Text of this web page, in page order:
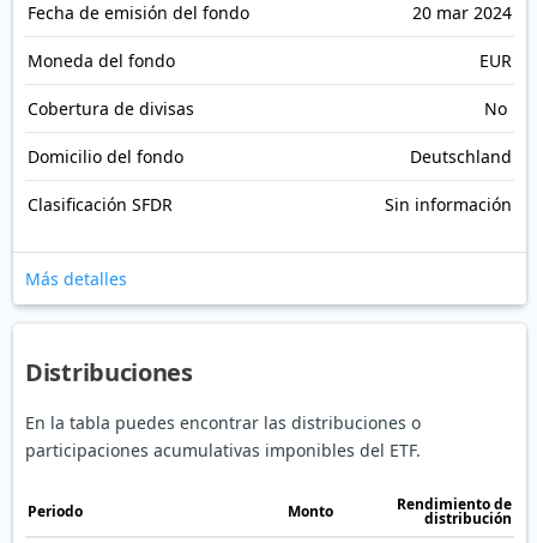
Fecha de emisión del fondo 20 mar 2024
Moneda del fondo EUR
Cobertura de divisas No
Domicilio del fondo Deutschland
Clasificación SFDR Sin información
Más detalles
Distribuciones
En la tabla puedes encontrar las distribuciones o
participaciones acumulativas imponibles del ETF.
Periodo Monto Rendimiento de
distribución